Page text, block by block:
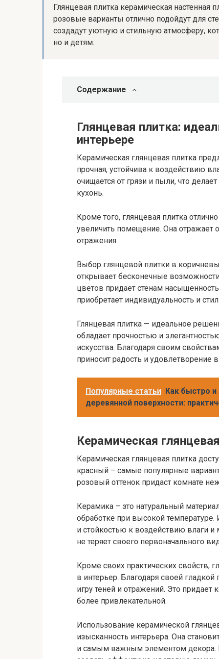
Глянцевая плитка керамическая настенная
розовые варианты отлично подойдут для
создадут уютную и стильную атмосферу,
но и детям.
Содержание
Глянцевая плитка:
интерьере
Керамическая глянцевая плитка
прочная, устойчива к воздействию
очищается от грязи и пыли, что
кухонь.
Кроме того, глянцевая плитка
увеличить помещение. Она отражает
отражения.
Выбор глянцевой плитки в
открывает бесконечные
цветов придает стенам
приобретает индивидуальность и
Глянцевая плитка — идеальное
обладает прочностью и
искусства. Благодаря своим
приносит радость и удовлетворение
Популярные статьи Как быстро и
деревянной поверхности:
Керамическая
Керамическая глянцевая плитка
красный – самые популярные
розовый оттенок придаст комнате
Керамика – это натуральный
обработке при высокой
и стойкостью к воздействию влаги
не теряет своего первоначального
Кроме своих практических свойств,
в интерьер. Благодаря своей гладкой
игру теней и отражений. Это придает
более привлекательной.
Использование керамической
изысканность интерьера. Она
и самым важным элементом декора.